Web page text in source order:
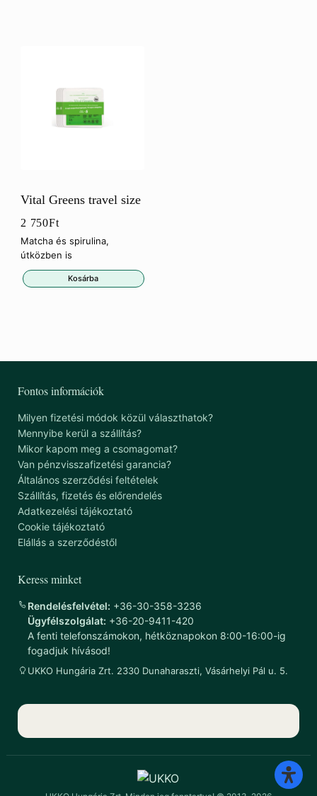
Vital Greens travel size
2 750Ft
Matcha és spirulina,
útközben is
Kosárba
Fontos információk
Milyen fizetési módok közül választhatok?
Mennyibe kerül a szállítás?
Mikor kapom meg a csomagomat?
Van pénzvisszafizetési garancia?
Általános szerződési feltételek
Szállítás, fizetés és előrendelés
Adatkezelési tájékoztató
Cookie tájékoztató
Elállás a szerződéstől
Keress minket
Rendelésfelvétel: +36-30-358-3236
Ügyfélszolgálat: +36-20-9411-420
A fenti telefonszámokon, hétköznapokon 8:00-16:00-ig
fogadjuk hívásod!
UKKO Hungária Zrt. 2330 Dunaharaszti, Vásárhelyi Pál u. 5.